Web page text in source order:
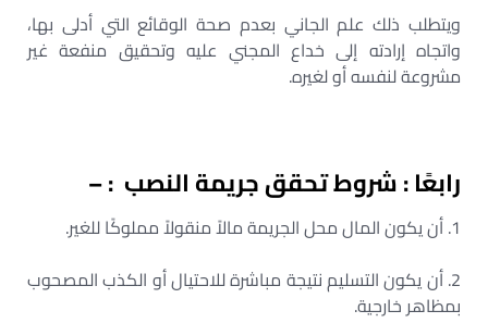
ويتطلب ذلك علم الجاني بعدم صحة الوقائع التي أدلى بها،
واتجاه إرادته إلى خداع المجني عليه وتحقيق منفعة غير
مشروعة لنفسه أو لغيره.
رابعًا : شروط تحقق جريمة النصب : –
1. أن يكون المال محل الجريمة مالاً منقولاً مملوكًا للغير.
2. أن يكون التسليم نتيجة مباشرة للاحتيال أو الكذب المصحوب
بمظاهر خارجية.